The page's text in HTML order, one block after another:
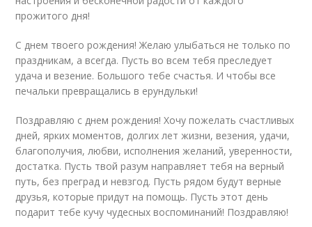
прожитого дня!
С днем твоего рождения! Желаю улыбаться не только по
праздникам, а всегда. Пусть во всем тебя преследует
удача и везение. Большого тебе счастья. И чтобы все
печальки превращались в ерундульки!
Поздравляю с днем рождения! Хочу пожелать счастливых
дней, ярких моментов, долгих лет жизни, везения, удачи,
благополучия, любви, исполнения желаний, уверенности,
достатка. Пусть твой разум направляет тебя на верный
путь, без преград и невзгод. Пусть рядом будут верные
друзья, которые придут на помощь. Пусть этот день
подарит тебе кучу чудесных воспоминаний! Поздравляю!